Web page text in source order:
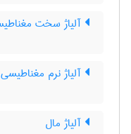
آلیاژ سخت
آلیاژ نرم مغناطیسی
آلیاژ مال